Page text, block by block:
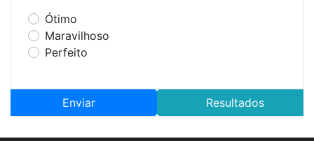
Ótimo
Maravilhoso
Perfeito
Enviar Resultados